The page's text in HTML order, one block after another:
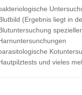
(Ergebnis liegt in
und vieles